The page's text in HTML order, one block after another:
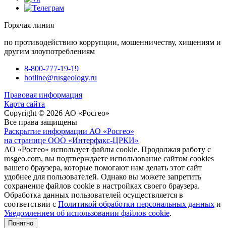
Горячая линия
по противодействию коррупции, мошенничеству, хищениям и
другим злоупотреблениям
8-800-777-19-19
hotline@rusgeology.ru
Правовая информация
Карта сайта
Copyright © 2026 АО «Росгео»
Все права защищены
Раскрытие информации АО «Росгео»
на странице ООО «Интерфакс-ЦРКИ»
АО «Росгео» использует файлы cookie. Продолжая работу с
rosgeo.com, вы подтверждаете использование сайтом cookies
вашего браузера, которые помогают нам делать этот сайт
удобнее для пользователей. Однако вы можете запретить
сохранение файлов cookie в настройках своего браузера.
Обработка данных пользователей осуществляется в
соответствии с Политикой обработки персональных данных и
Уведомлением об использовании файлов cookie.
Понятно